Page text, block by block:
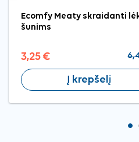
Ecomfy Meaty skraidanti
šunims
3,25 €
Į krepšelį